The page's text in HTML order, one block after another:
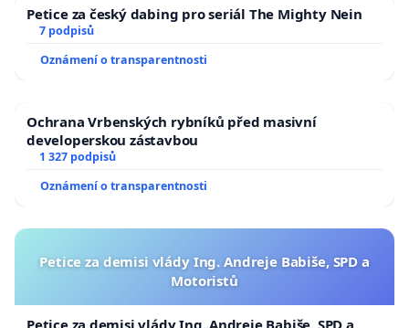
Petice za český dabing pro seriál The Mighty Nein
7 podpisů
Oznámení o transparentnosti
Ochrana Vrbenských rybníků před masivní
developerskou zástavbou
1 327 podpisů
Oznámení o transparentnosti
Petice za demisi vlády Ing. Andreje Babiše, SPD a
Motoristů